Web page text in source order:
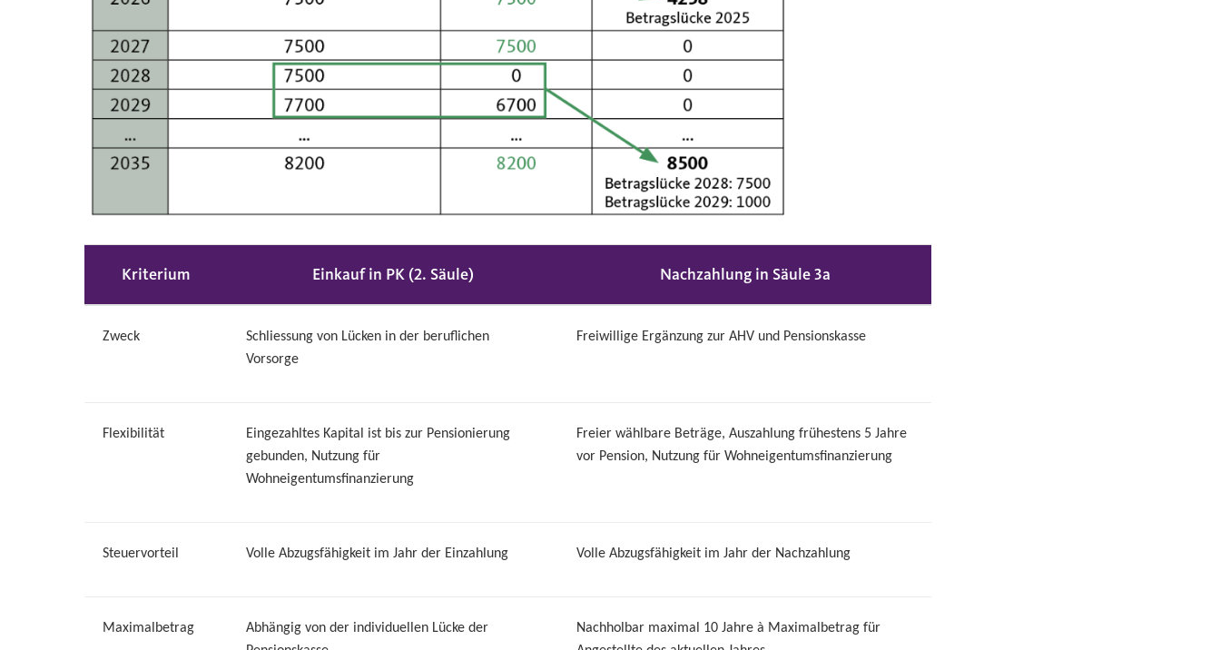
Kriterium Einkauf in PK (2. Säule) Nachzahlung in Säule 3a
Zweck
Schliessung von Lücken in der beruflichen
Vorsorge
Freiwillige Ergänzung zur AHV und Pensionskasse
Flexibilität
Eingezahltes Kapital ist bis zur Pensionierung
gebunden, Nutzung für
Wohneigentumsfinanzierung
Freier wählbare Beträge, Auszahlung frühestens 5 Jahre
vor Pension, Nutzung für Wohneigentumsfinanzierung
Steuervorteil Volle Abzugsfähigkeit im Jahr der Einzahlung Volle Abzugsfähigkeit im Jahr der Nachzahlung
Maximalbetrag
Abhängig von der individuellen Lücke der
Nachholbar maximal 10 Jahre à Maximalbetrag für